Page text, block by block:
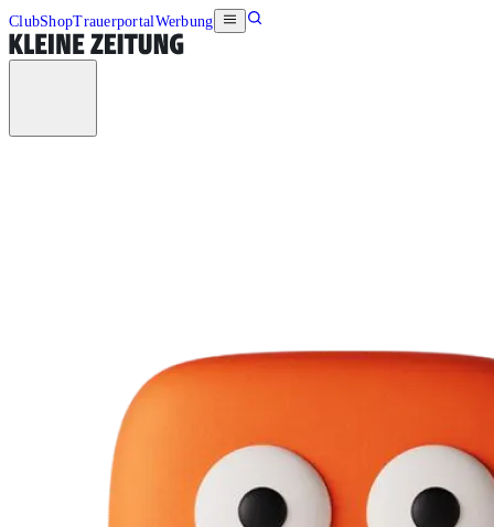
ClubShopTrauerportalWerbung